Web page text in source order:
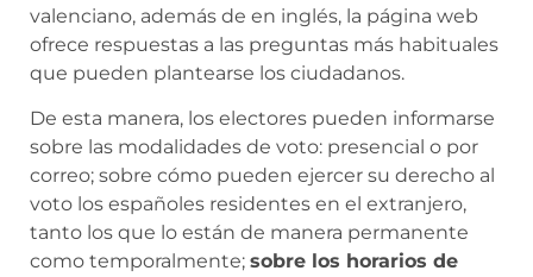
valenciano, además de en inglés, la página web
ofrece respuestas a las preguntas más habituales
que pueden plantearse los ciudadanos.
De esta manera, los electores pueden informarse
sobre las modalidades de voto: presencial o por
correo; sobre cómo pueden ejercer su derecho al
voto los españoles residentes en el extranjero,
tanto los que lo están de manera permanente
como temporalmente; sobre los horarios de